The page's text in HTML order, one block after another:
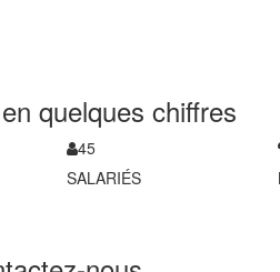
quelques chiffres
45
SALARIÉS